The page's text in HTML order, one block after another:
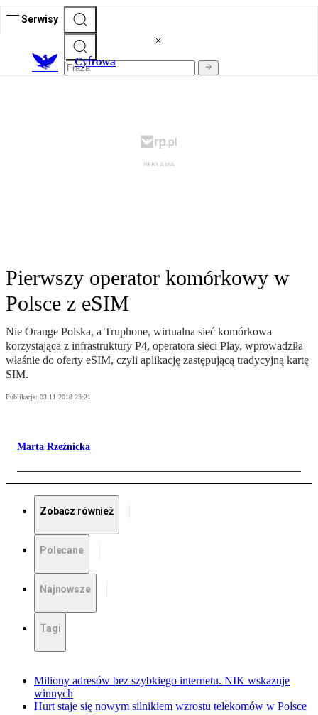
Serwisy
Cyfrowa
Pierwszy operator komórkowy w
Polsce z eSIM
Nie Orange Polska, a Truphone, wirtualna sieć komórkowa
korzystająca z infrastruktury P4, operatora sieci Play, wprowadziła
właśnie do oferty eSIM, czyli aplikację zastępującą tradycyjną kartę
SIM.
Publikacja: 03.11.2018 23:21
Marta Rzeźnicka
Zobacz również
Polecane
Najnowsze
Tagi
Miliony adresów bez szybkiego internetu. NIK wskazuje
winnych
Hurt staje się nowym silnikiem wzrostu telekomów w Polsce